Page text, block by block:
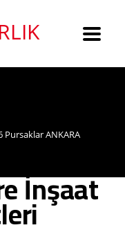
ANKARA
İnşaat